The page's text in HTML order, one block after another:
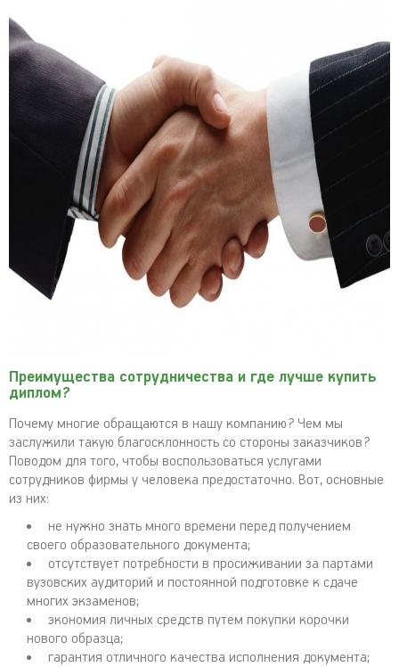
Преимущества сотрудничества и где лучше купить
диплом?
Почему многие обращаются в нашу компанию? Чем мы
заслужили такую благосклонность со стороны заказчиков?
Поводом для того, чтобы воспользоваться услугами
сотрудников фирмы у человека предостаточно. Вот, основные
из них:
не нужно знать много времени перед получением
своего образовательного документа;
отсутствует потребности в просиживании за партами
вузовских аудиторий и постоянной подготовке к сдаче
многих экзаменов;
экономия личных средств путем покупки корочки
нового образца;
гарантия отличного качества исполнения документа;